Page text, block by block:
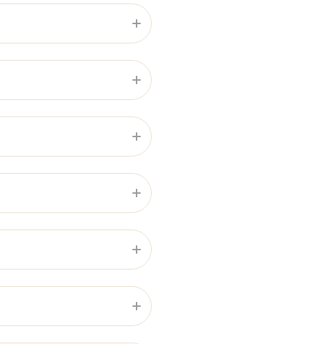
曲がる→１３００mほど進
ると助産院が見えます。
とは避けていますが、場
００円／日です。
な授乳支援・育児相談も
ください。
ど、赤ちゃんのお世話につ
学び、必要時には、乳房マ
はとても大切です。産後の
ことができます。
入していただきます。
ません。 お母さんと赤ち